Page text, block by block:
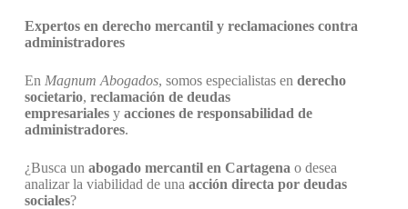
Expertos en derecho mercantil y reclamaciones contra
administradores
En Magnum Abogados, somos especialistas en derecho
societario, reclamación de deudas
empresarialesy acciones de responsabilidad de
administradores.
¿Busca un abogado mercantil en Cartagena o desea
analizar la viabilidad de una acción directa por deudas
sociales?